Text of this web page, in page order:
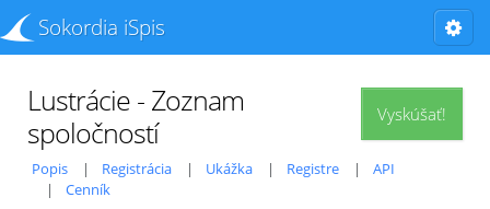
Sokordia iSpis
Vyskúšať!
Lustrácie - Zoznam
spoločností
Popis Registrácia Ukážka Registre
API
Cenník